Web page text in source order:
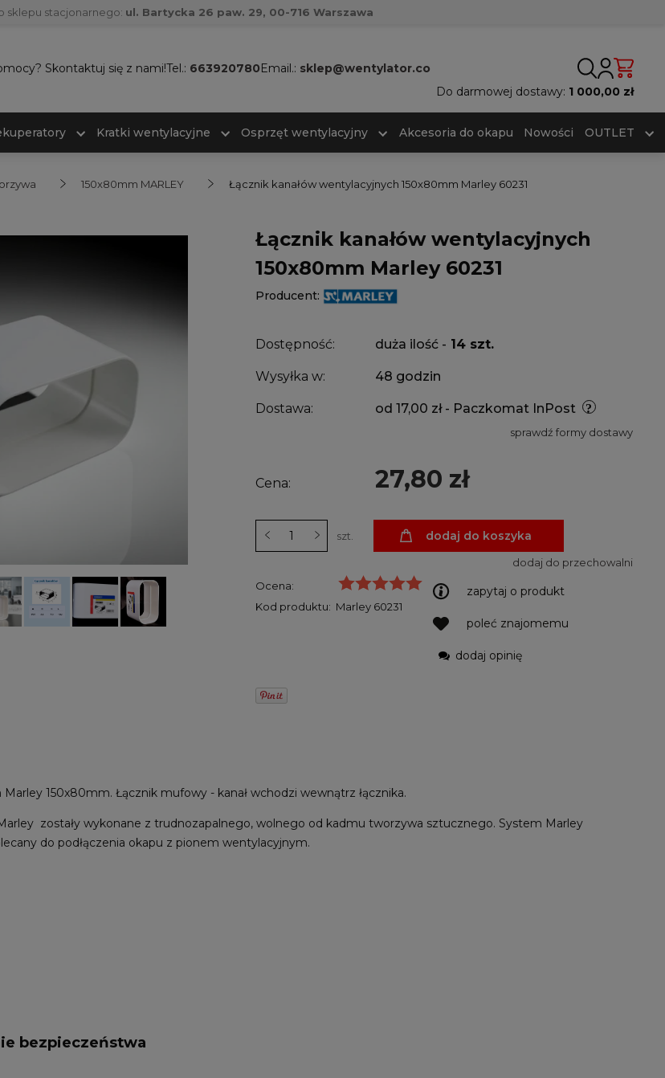
sklepu stacjonarnego: ul. Bartycka 26 paw. 29, 00-716 Warszawa
Skontaktuj się z nami!Tel.: 663920780Email.: sklep@wentylator.co
Do darmowej dostawy: 1 000,00 zł
Kratki wentylacyjne Osprzęt wentylacyjny Akcesoria do okapu Nowości OUTLET
150x80mm MARLEY Łącznik kanałów wentylacyjnych 150x80mm Marley 60231
Łącznik kanałów wentylacyjnych
150x80mm Marley 60231
Producent:
Dostępność: duża ilość - 14 szt.
Wysyłka w: 48 godzin
Dostawa: od 17,00 zł - Paczkomat InPost
sprawdź formy dostawy
Cena: 27,80 zł
szt. dodaj do koszyka
dodaj do przechowalni
Ocena:
Kod produktu: Marley 60231
zapytaj o produkt
poleć znajomemu
dodaj opinię
150x80mm. Łącznik mufowy - kanał wchodzi wewnątrz łącznika.
zostały wykonane z trudnozapalnego, wolnego od kadmu tworzywa sztucznego. System Marley
do podłączenia okapu z pionem wentylacyjnym.
bezpieczeństwa